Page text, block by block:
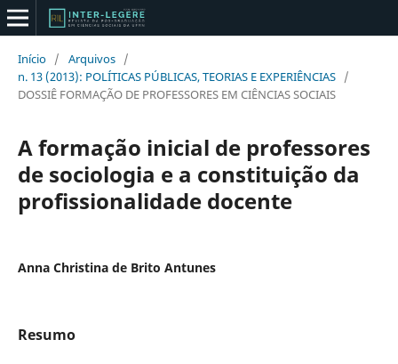
Início / Arquivos /
n. 13 (2013): POLÍTICAS PÚBLICAS, TEORIAS E EXPERIÊNCIAS /
DOSSIÊ FORMAÇÃO DE PROFESSORES EM CIÊNCIAS SOCIAIS
A formação inicial de professores
de sociologia e a constituição da
profissionalidade docente
Anna Christina de Brito Antunes
Resumo